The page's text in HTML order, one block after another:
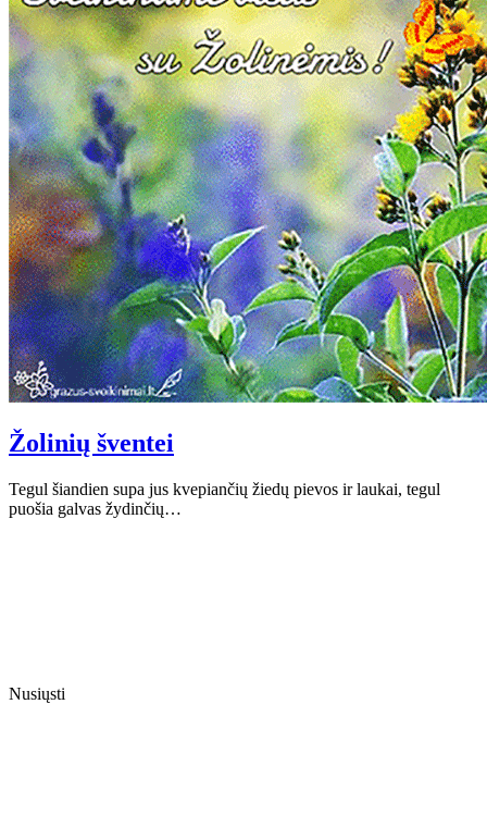
Žolinių šventei
Tegul šiandien supa jus kvepiančių žiedų pievos ir laukai, tegul
puošia galvas žydinčių…
Nusiųsti